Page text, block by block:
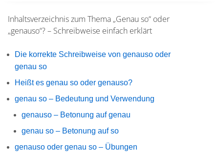
Inhaltsverzeichnis zum Thema „Genau so“ oder
„genauso“? – Schreibweise einfach erklärt
Die korrekte Schreibweise von genauso oder
genau so
Heißt es genau so oder genauso?
genau so – Bedeutung und Verwendung
genauso – Betonung auf genau
genau so – Betonung auf so
genauso oder genau so – Übungen